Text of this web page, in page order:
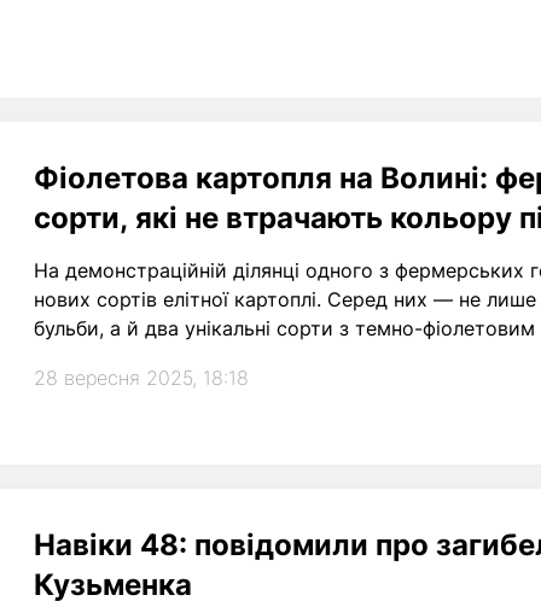
Фіолетова картопля на Волині:
сорти, які не втрачають кольору
На демонстраційній ділянці одного з
нових сортів елітної картоплі. Серед них — не лише
бульби, а й два унікальні сорти з темно-
28 вересня 2025, 18:18
Навіки 48: повідомили про
Кузьменка